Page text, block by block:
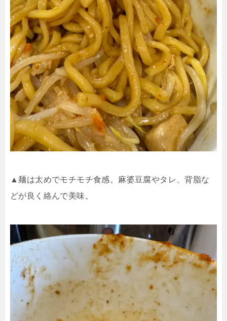
▲麺は太めでモチモチ食感。麻婆豆腐やタレ、背脂な
どが良く絡んで美味。